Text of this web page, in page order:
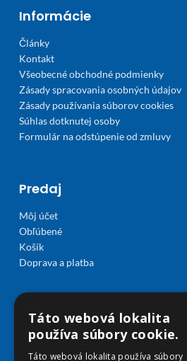
Informácie
Články
Kontakt
Všeobecné obchodné podmienky
Zásady spracovania osobných údajov
Zásady používania súborov cookies
Súhlas dotknutej osoby
Formulár na odstúpenie od zmluvy
Predaj
Môj účet
Obľúbené
Košík
Doprava a platba
Táto webová lokalita
používa súbory cookie.
Táto webová lokalita používa súbory